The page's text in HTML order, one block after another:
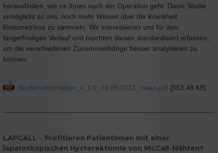
herausfinden, wie es Ihnen nach der Operation geht. Diese Studie
ermöglicht es uns, noch mehr Wissen über die Krankheit
Endometriose zu sammeln. Wir interessieren uns für den
längerfristigen Verlauf und möchten diesen standardisiert erfassen,
um die verschiedenen Zusammenhänge besser analysieren zu
können.
Studieninformation_v_1.0_02.05.2021_clean.pdf [553.48 KB]
LAPCALL - Profitieren Patientinnen mit einer
laparoskopischen Hysterektomie von McCall-Nähten?